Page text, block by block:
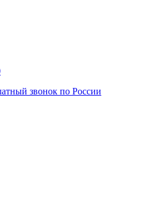
звонок по России